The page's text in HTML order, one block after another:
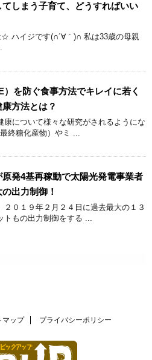
てしまう子育て、どうすればいい
ハイジです(∩´∀｀)∩ 私は33歳の母親
）を防ぐ食事方法でキレイに若く
方法とは？
康について様々な研究がされるようにな
終糖化産物）やミ ...
原発4基再稼動で太陽光発電事業者
出力制御！
２０１９年２月２４日に過去最大の１３
トもの出力制御をする ...
マップ プライバシーポリシー